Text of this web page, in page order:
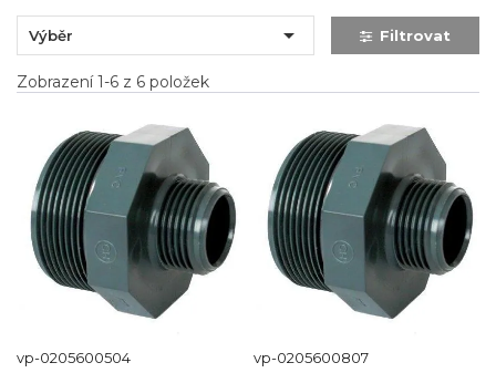
Výběr  Filtrovat
Zobrazení 1-6 z 6 položek
vp-0205600504 vp-0205600807